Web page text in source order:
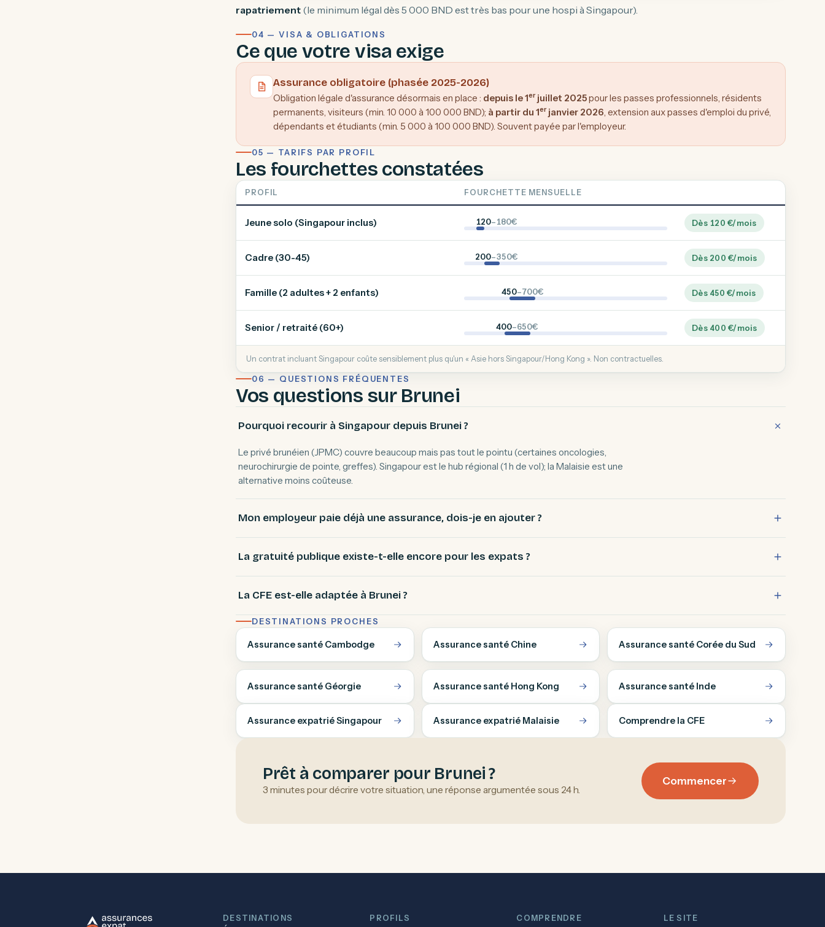
rapatriement (le minimum légal dès 5 000 BND est très bas pour une hospi à Singapour).
04 — VISA & OBLIGATIONS
Ce que votre visa exige
Assurance obligatoire (phasée 2025-2026)
Obligation légale d'assurance désormais en place : depuis le 1erjuillet 2025pour les passes professionnels, résidents
permanents, visiteurs (min. 10 000 à 100 000 BND); à partir du 1erjanvier 2026, extension aux passes d'emploi du privé,
dépendants et étudiants (min. 5 000 à 100 000 BND). Souvent payée par l'employeur.
05 — TARIFS PAR PROFIL
Les fourchettes constatées
PROFIL FOURCHETTE MENSUELLE
Jeune solo (Singapour inclus) 120–180€ Dès 120 €/mois
Cadre (30-45) 200–350€ Dès 200 €/mois
Famille (2 adultes + 2 enfants) 450–700€ Dès 450 €/mois
Senior / retraité (60+) 400–650€ Dès 400 €/mois
Un contrat incluant Singapour coûte sensiblement plus qu'un « Asie hors Singapour/Hong Kong ». Non contractuelles.
06 — QUESTIONS FRÉQUENTES
Vos questions sur Brunei
Pourquoi recourir à Singapour depuis Brunei ?
Le privé brunéien (JPMC) couvre beaucoup mais pas tout le pointu (certaines oncologies,
neurochirurgie de pointe, greffes). Singapour est le hub régional (1 h de vol); la Malaisie est une
alternative moins coûteuse.
Mon employeur paie déjà une assurance, dois-je en ajouter ?
La gratuité publique existe-t-elle encore pour les expats ?
La CFE est-elle adaptée à Brunei ?
DESTINATIONS PROCHES
Assurance santé Cambodge Assurance santé Chine Assurance santé Corée du Sud
Assurance santé Géorgie Assurance santé Hong Kong Assurance santé Inde
Assurance expatrié Singapour Assurance expatrié Malaisie Comprendre la CFE
Prêt à comparer pour Brunei ?
3 minutes pour décrire votre situation, une réponse argumentée sous 24 h.
Commencer
DESTINATIONS PROFILS COMPRENDRE LE SITE